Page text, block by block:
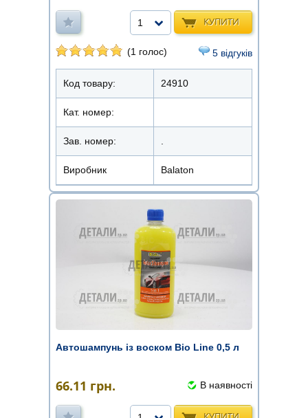
КУПИТИ
1
(1 голос) 5 відгуків
Код товару: 24910
Кат. номер:
Зав. номер:
Виробник Balaton
Автошампунь із воском Bio Line 0,5 л
66.11 грн. В наявності